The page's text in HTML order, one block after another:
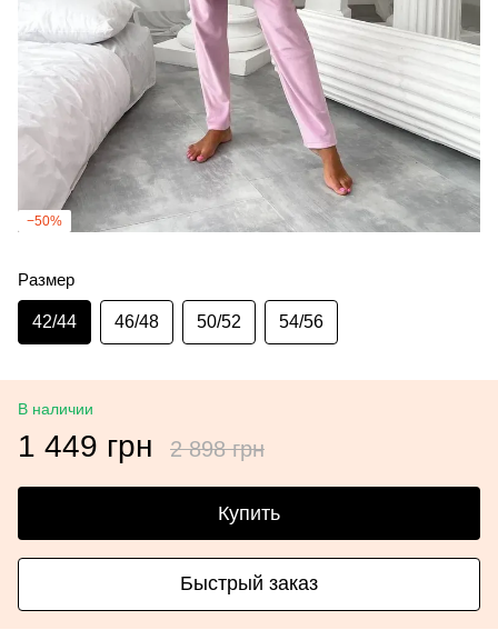
−50%
Размер
42/44 46/48 50/52 54/56
В наличии
1 449 грн 2 898 грн
Купить
Быстрый заказ